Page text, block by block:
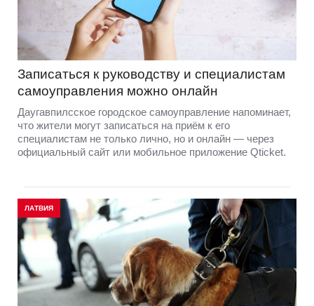
Записаться к руководству и специалистам
самоуправления можно онлайн
Даугавпилсское городское самоуправление напоминает,
что жители могут записаться на приём к его
специалистам не только лично, но и онлайн — через
официальный сайт или мобильное приложение Qticket.
ЛАТВИЯ